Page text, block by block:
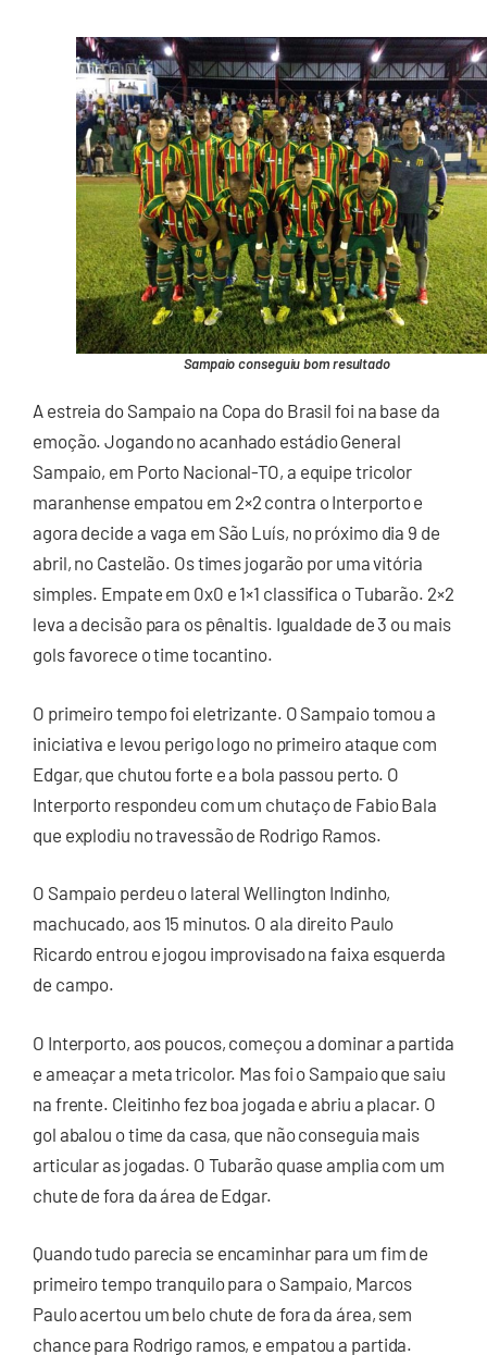
Sampaio conseguiu bom resultado
A estreia do Sampaio na Copa do Brasil foi na base da
emoção. Jogando no acanhado estádio General
Sampaio, em Porto Nacional-TO, a equipe tricolor
maranhense empatou em 2×2 contra o Interporto e
agora decide a vaga em São Luís, no próximo dia 9 de
abril, no Castelão. Os times jogarão por uma vitória
simples. Empate em 0x0 e 1×1 classifica o Tubarão. 2×2
leva a decisão para os pênaltis. Igualdade de 3 ou mais
gols favorece o time tocantino.
O primeiro tempo foi eletrizante. O Sampaio tomou a
iniciativa e levou perigo logo no primeiro ataque com
Edgar, que chutou forte e a bola passou perto. O
Interporto respondeu com um chutaço de Fabio Bala
que explodiu no travessão de Rodrigo Ramos.
O Sampaio perdeu o lateral Wellington Indinho,
machucado, aos 15 minutos. O ala direito Paulo
Ricardo entrou e jogou improvisado na faixa esquerda
de campo.
O Interporto, aos poucos, começou a dominar a partida
e ameaçar a meta tricolor. Mas foi o Sampaio que saiu
na frente. Cleitinho fez boa jogada e abriu a placar. O
gol abalou o time da casa, que não conseguia mais
articular as jogadas. O Tubarão quase amplia com um
chute de fora da área de Edgar.
Quando tudo parecia se encaminhar para um fim de
primeiro tempo tranquilo para o Sampaio, Marcos
Paulo acertou um belo chute de fora da área, sem
chance para Rodrigo ramos, e empatou a partida.